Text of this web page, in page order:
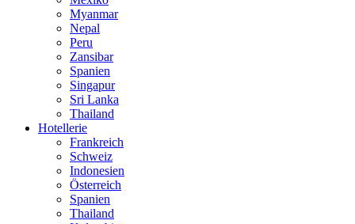
Myanmar
Nepal
Peru
Zansibar
Spanien
Singapur
Sri Lanka
Thailand
Hotellerie
Frankreich
Schweiz
Indonesien
Österreich
Spanien
Thailand